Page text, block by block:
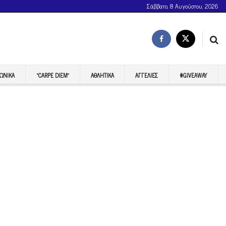
Σάββατο, 8 Αυγούστου, 2026
“CARPE DIEM” ΑΘΛΗΤΙΚΆ ΑΓΓΕΛΊΕΣ #GIVEAWAY